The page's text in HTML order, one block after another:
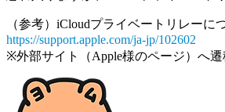
（参考）iCloudプライベートリレーに
https://support.apple.com/ja-jp/102602
※外部サイト（Apple様のページ）へ遷